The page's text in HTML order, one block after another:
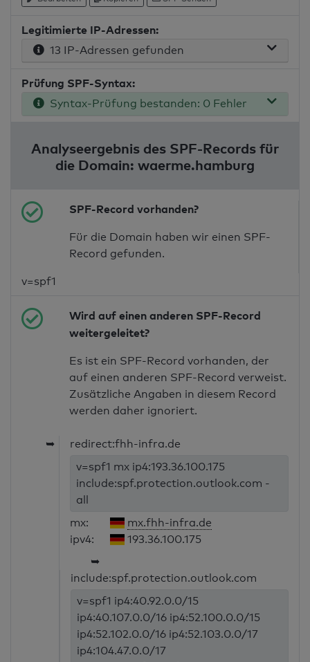
Legitimierte IP-Adressen:
13 IP-Adressen gefunden
Prüfung SPF-Syntax:
Syntax-Prüfung bestanden: 0 Fehler
Analyseergebnis des SPF-Records für
die Domain: waerme.hamburg
SPF-Record vorhanden?
Für die Domain haben wir einen SPF-
Record gefunden.
v=spf1
Wird auf einen anderen SPF-Record
weitergeleitet?
Es ist ein SPF-Record vorhanden, der
auf einen anderen SPF-Record verweist.
Zusätzliche Angaben in diesem Record
werden daher ignoriert.
➥
redirect:fhh-infra.de
v=spf1 mx ip4:193.36.100.175
include:spf.protection.outlook.com -
all
mx:
mx.fhh-infra.de
ipv4:
193.36.100.175
➥
include:spf.protection.outlook.com
v=spf1 ip4:40.92.0.0/15
ip4:40.107.0.0/16 ip4:52.100.0.0/15
ip4:52.102.0.0/16 ip4:52.103.0.0/17
ip4:104.47.0.0/17